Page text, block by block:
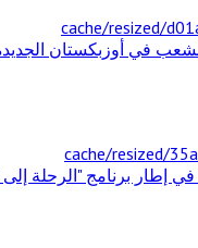
في أوزبكستان